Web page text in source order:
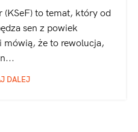
to temat, który od
sen z powiek
że to rewolucja,
DALEJ